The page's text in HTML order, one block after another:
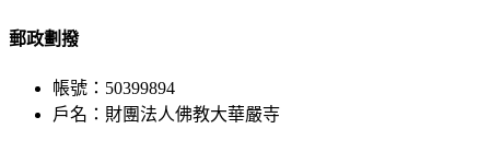
郵政劃撥
帳號：50399894
戶名：財團法人佛教大華嚴寺